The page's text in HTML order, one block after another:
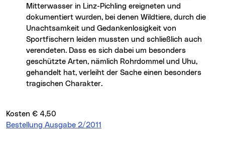
Mitterwasser in Linz-Pichling ereigneten und
dokumentiert wurden, bei denen Wildtiere, durch die
Unachtsamkeit und Gedankenlosigkeit von
Sportfischern leiden mussten und schließlich auch
verendeten. Dass es sich dabei um besonders
geschützte Arten, nämlich Rohrdommel und Uhu,
gehandelt hat, verleiht der Sache einen besonders
tragischen Charakter.
Kosten € 4,50
Bestellung Ausgabe 2/2011